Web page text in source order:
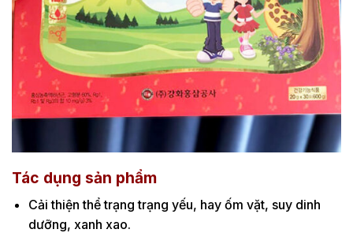
Tác dụng sản phẩm
Cải thiện thể trạng trạng yếu, hay ốm vặt, suy dinh
dưỡng, xanh xao.